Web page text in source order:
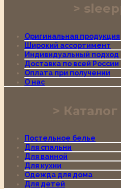
Оригинальная продукция
Широкий ассортимент
Индивидуальный подход
Доставка по всей России
Оплата при получении
О нас
Постельное белье
Для спальни
Для ванной
Для кухни
Одежда для дома
Для детей